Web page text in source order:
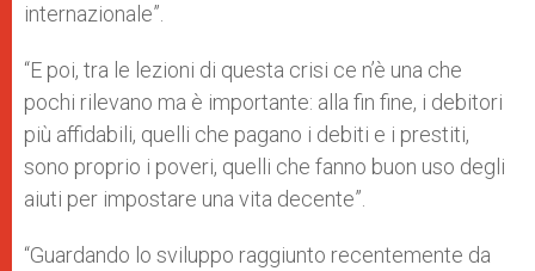
internazionale”.
“E poi, tra le lezioni di questa crisi ce n’è una che
pochi rilevano ma è importante: alla fin fine, i debitori
più affidabili, quelli che pagano i debiti e i prestiti,
sono proprio i poveri, quelli che fanno buon uso degli
aiuti per impostare una vita decente”.
“Guardando lo sviluppo raggiunto recentemente da